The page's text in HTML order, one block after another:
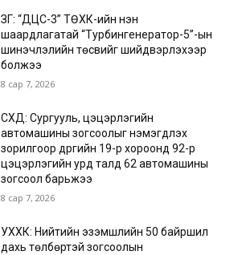
ЗГ: “ДЦС-3” ТӨХК-ийн нэн
шаардлагатай “Турбингенератор-5”-ын
шинэчлэлийн төсвийг шийдвэрлэхээр
болжээ
8 сар 7, 2026
СХД: Сургууль, цэцэрлэгийн
автомашины зогсоолыг нэмэгдүүлэх
зорилгоор дүүргийн 19-р хороонд 92-р
цэцэрлэгийн урд талд 62 автомашины
зогсоол барьжээ
8 сар 7, 2026
УХХК: Нийтийн эзэмшлийн 50 байршил
дахь төлбөртэй зогсоолын